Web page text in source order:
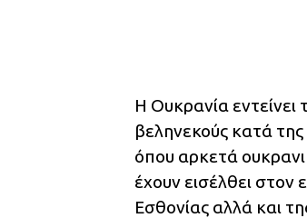
Η Ουκρανία εντείνει
βεληνεκούς κατά
όπου αρκετά
έχουν εισέλθει στον
Εσθονίας αλλά και